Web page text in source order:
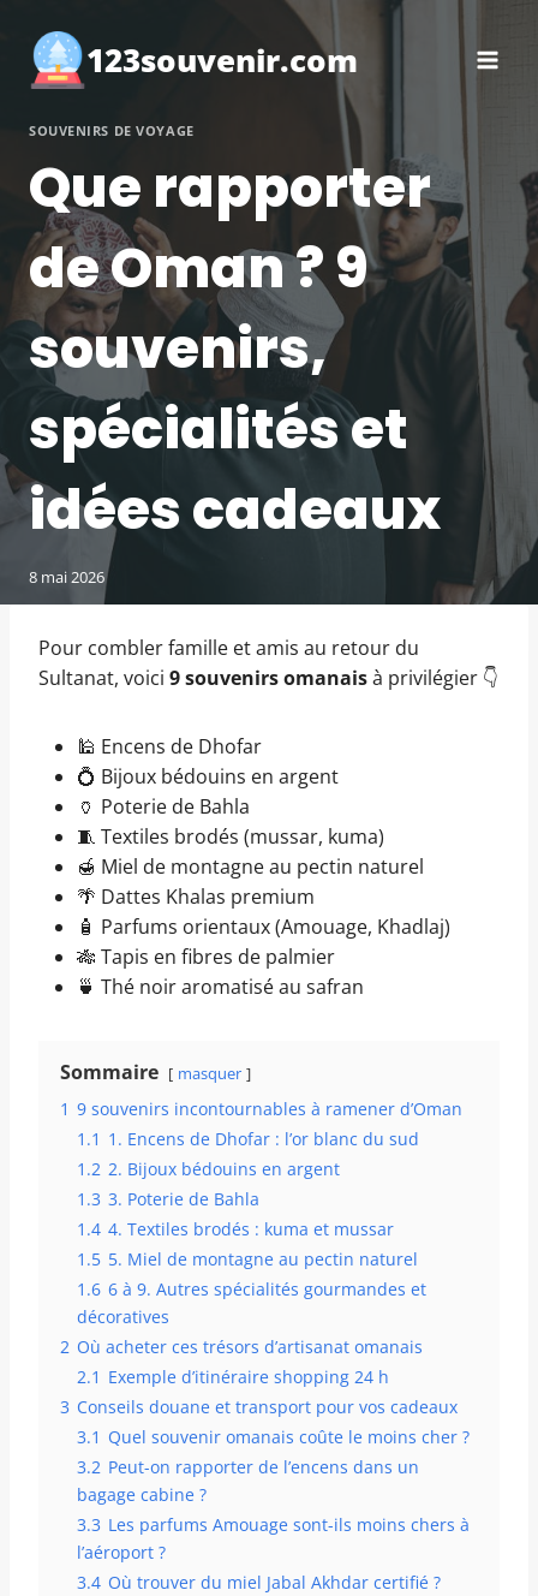
contenu 123souvenir.com
SOUVENIRS DE VOYAGE
Que rapporter
de Oman ? 9
souvenirs,
spécialités et
idées cadeaux
8 mai 2026
Pour combler famille et amis au retour du
Sultanat, voici 9 souvenirs omanaisà privilégier 👇
🕌 Encens de Dhofar
💍 Bijoux bédouins en argent
🏺 Poterie de Bahla
🧵 Textiles brodés (mussar, kuma)
🍯 Miel de montagne au pectin naturel
🌴 Dattes Khalas premium
🧴 Parfums orientaux (Amouage, Khadlaj)
🎋 Tapis en fibres de palmier
🍵 Thé noir aromatisé au safran
Sommaire masquer
1 9 souvenirs incontournables à ramener d’Oman
1.1 1. Encens de Dhofar : l’or blanc du sud
1.2 2. Bijoux bédouins en argent
1.3 3. Poterie de Bahla
1.4 4. Textiles brodés : kuma et mussar
1.5 5. Miel de montagne au pectin naturel
1.6 6 à 9. Autres spécialités gourmandes et
décoratives
2 Où acheter ces trésors d’artisanat omanais
2.1 Exemple d’itinéraire shopping 24 h
3 Conseils douane et transport pour vos cadeaux
3.1 Quel souvenir omanais coûte le moins cher ?
3.2 Peut-on rapporter de l’encens dans un
bagage cabine ?
3.3 Les parfums Amouage sont-ils moins chers à
l’aéroport ?
3.4 Où trouver du miel Jabal Akhdar certifié ?